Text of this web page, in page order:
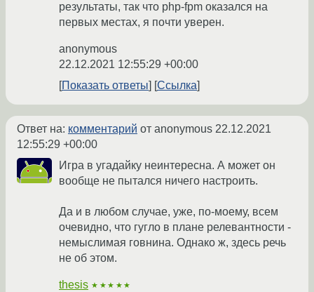
результаты, так что php-fpm оказался на
первых местах, я почти уверен.
anonymous
22.12.2021 12:55:29 +00:00
Показать ответы
Ссылка
Ответ на: комментарий от anonymous 22.12.2021
12:55:29 +00:00
Игра в угадайку неинтересна. А может он
вообще не пытался ничего настроить.
Да и в любом случае, уже, по-моему, всем
очевидно, что гугло в плане релевантности -
немыслимая говнина. Однако ж, здесь речь
не об этом.
thesis ★★★★★